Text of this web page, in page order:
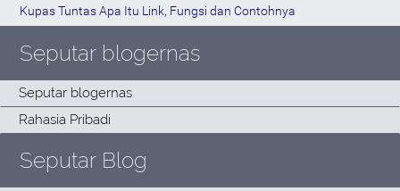
Kupas Tuntas Apa Itu Link, Fungsi dan Contohnya
Seputar blogernas
Seputar Blog